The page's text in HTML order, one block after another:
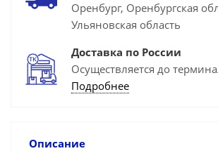
Оренбург, Оренбургская
Ульяновская область
Доставка по России
Осуществляется до
Подробнее
Описание